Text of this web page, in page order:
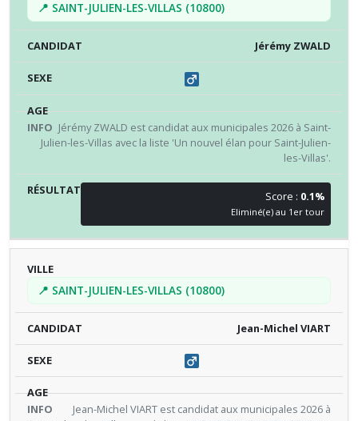
📍 SAINT-JULIEN-LES-VILLAS (10800)
Jérémy ZWALD
Jérémy ZWALD est candidat aux municipales 2026 à Saint-
Julien-les-Villas avec la liste 'Un nouvel élan pour Saint-Julien-
les-Villas'.
Score : 0.1%
Eliminé(e) au 1er tour
📍 SAINT-JULIEN-LES-VILLAS (10800)
Jean-Michel VIART
Jean-Michel VIART est candidat aux municipales 2026 à